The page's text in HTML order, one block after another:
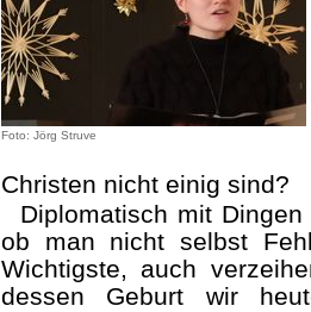
Foto: Jörg Struve
Christen nicht einig sind?
Diplomatisch mit
ob man nicht selbst
Wichtigste, auch
dessen Geburt wir